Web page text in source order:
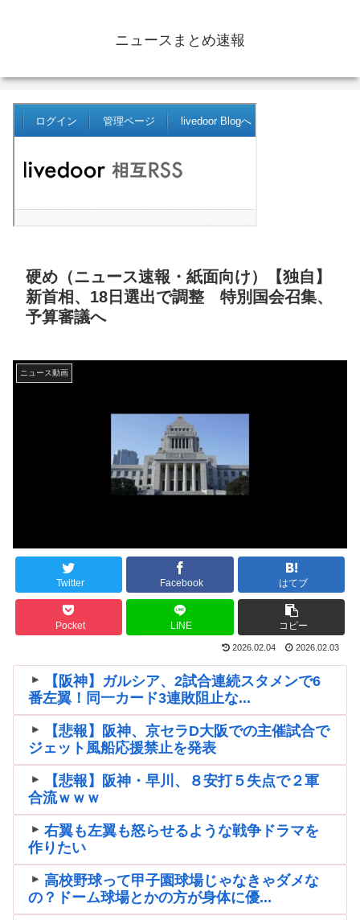
ニュースまとめ速報
硬め（ニュース速報・紙面向け）【独自】
新首相、18日選出で調整 特別国会召集、
予算審議へ
ニュース動画
Twitter Facebook はてブ
Pocket LINE コピー
2026.02.04 2026.02.03
【阪神】ガルシア、2試合連続スタメンで6
番左翼！同一カード3連敗阻止な...
【悲報】阪神、京セラD大阪での主催試合で
ジェット風船応援禁止を発表
【悲報】阪神・早川、８安打５失点で２軍
合流ｗｗｗ
右翼も左翼も怒らせるような戦争ドラマを
作りたい
高校野球って甲子園球場じゃなきゃダメな
の？ドーム球場とかの方が身体に優...